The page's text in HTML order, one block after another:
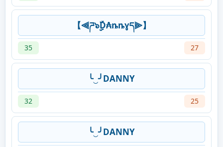
【⫷ཌ๖ۣۣۜD₳ȵȵɣད⫸】
35 27
╰‿╯DANNY
32 25
╰‿╯DANNY